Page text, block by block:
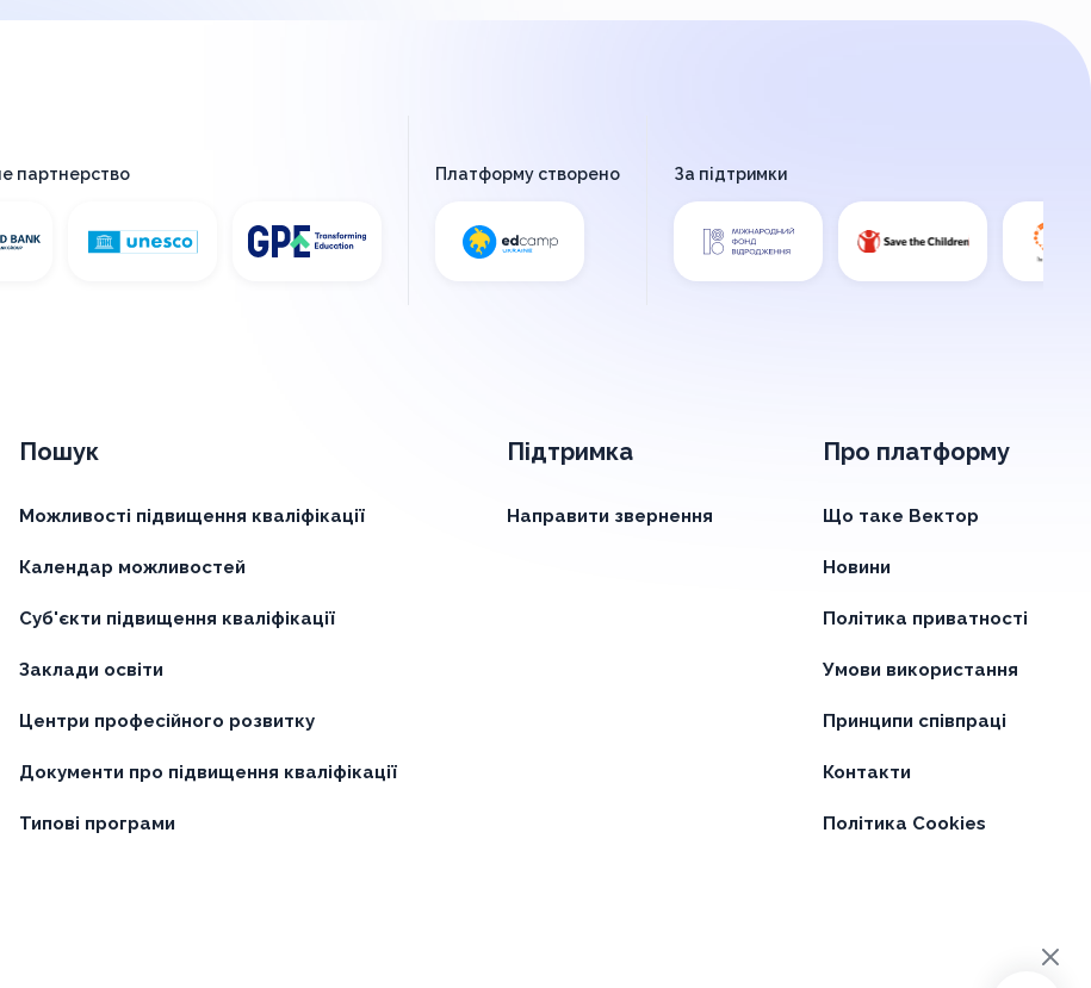
Пошук
Можливості підвищення кваліфікації
Календар можливостей
Суб'єкти підвищення кваліфікації
Заклади освіти
Центри професійного розвитку
Документи про підвищення кваліфікації
Типові програми
Підтримка
Направити звернення
Про платформу
Що таке Вектор
Новини
Політика приватності
Умови використання
Принципи співпраці
Контакти
Політика Cookies
партнерство Платформу створено За підтримки
×